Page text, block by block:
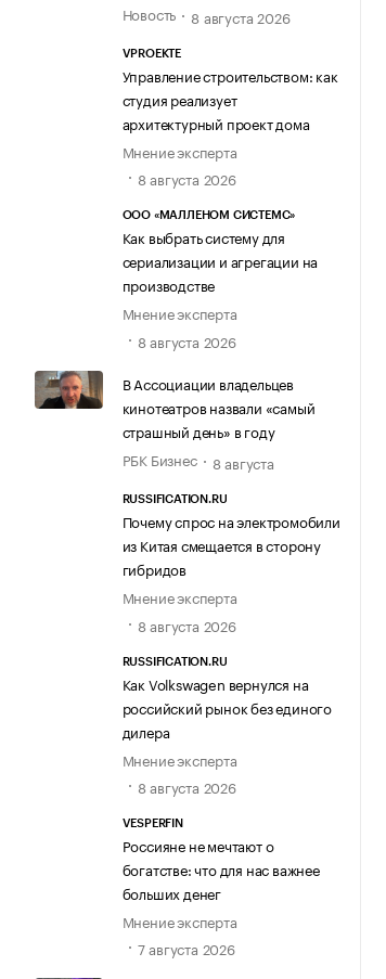
Новость
8 августа 2026
VPROEKTE
Управление строительством: как
студия реализует
архитектурный проект дома
Мнение эксперта
8 августа 2026
ООО «МАЛЛЕНОМ СИСТЕМС»
Как выбрать систему для
сериализации и агрегации на
производстве
Мнение эксперта
8 августа 2026
В Ассоциации владельцев
кинотеатров назвали «самый
страшный день» в году
РБК Бизнес
8 августа
RUSSIFICATION.RU
Почему спрос на электромобили
из Китая смещается в сторону
гибридов
Мнение эксперта
8 августа 2026
RUSSIFICATION.RU
Как Volkswagen вернулся на
российский рынок без единого
дилера
Мнение эксперта
8 августа 2026
VESPERFIN
Россияне не мечтают о
богатстве: что для нас важнее
больших денег
Мнение эксперта
7 августа 2026